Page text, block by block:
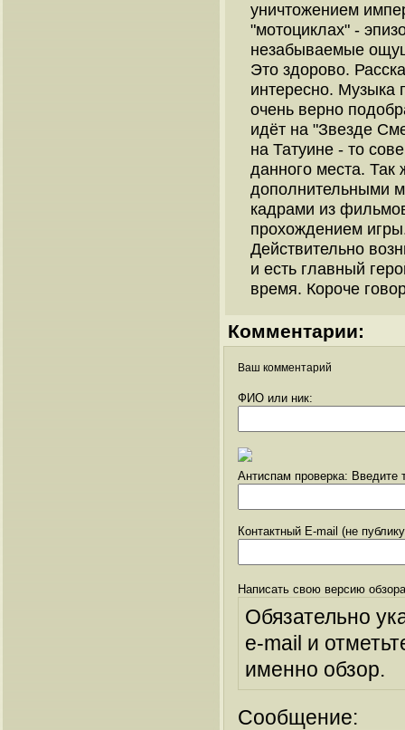
уничтожением
"мотоциклах" -
незабываемые
Это здорово.
интересно. Музыка
очень верно
идёт на "Звезде
на Татуине - то
данного места. Так
дополнительными
кадрами из
прохождением
Действительно
и есть главный
время. Короче
Комментарии:
Ваш комментарий
ФИО или ник:
Антиспам проверка: Введите
Контактный E-mail (не
Написать свою версию
Обязательно
e-mail и
именно обзор.
Сообщение: